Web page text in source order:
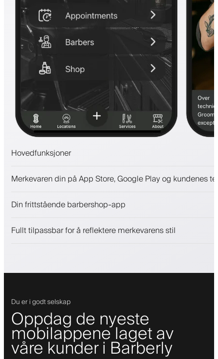
Hovedfunksjoner
Betalinger, sikkerhetsdepositum
Engasjer kunder med et lojalitetsprogram
Merkevaren din på App Store, Google Play og kundenes
Din frittstående barbershop-app
Fullt tilpassbar for å reflektere merkevarens stil
Du er i godt selskap
Oppdag de nyeste
mobilappene laget av
våre kunder i Barberly